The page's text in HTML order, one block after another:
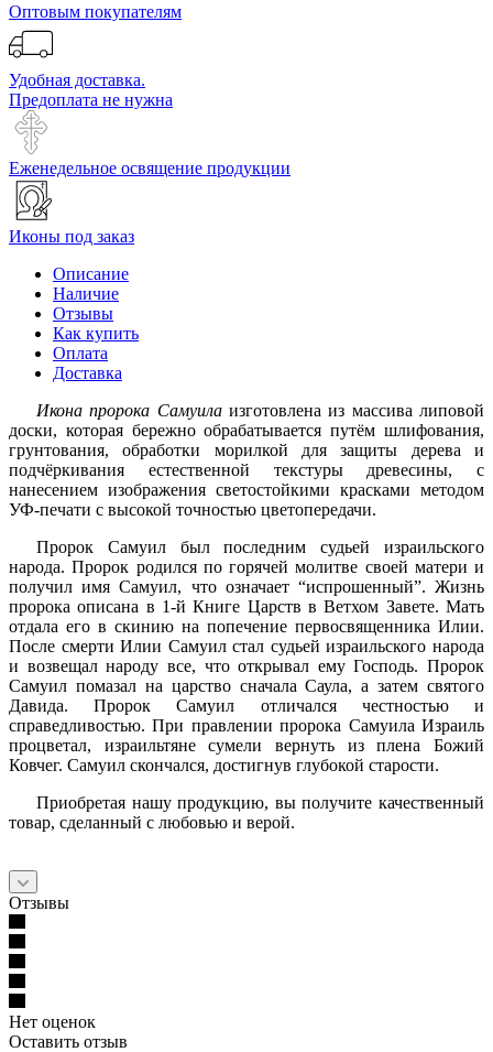
Оптовым покупателям
Удобная доставка.
Предоплата не нужна
Еженедельное освящение продукции
Иконы под заказ
Описание
Наличие
Отзывы
Как купить
Оплата
Доставка
Икона пророка Самуилаизготовлена из массива липовой
доски, которая бережно обрабатывается путём шлифования,
грунтования, обработки морилкой для защиты дерева и
подчёркивания естественной текстуры древесины, с
нанесением изображения светостойкими красками методом
УФ-печати с высокой точностью цветопередачи.
Пророк Самуил был последним судьей израильского
народа. Пророк родился по горячей молитве своей матери и
получил имя Самуил, что означает “испрошенный”. Жизнь
пророка описана в 1-й Книге Царств в Ветхом Завете. Мать
отдала его в скинию на попечение первосвященника Илии.
После смерти Илии Самуил стал судьей израильского народа
и возвещал народу все, что открывал ему Господь. Пророк
Самуил помазал на царство сначала Саула, а затем святого
Давида. Пророк Самуил отличался честностью и
справедливостью. При правлении пророка Самуила Израиль
процветал, израильтяне сумели вернуть из плена Божий
Ковчег. Самуил скончался, достигнув глубокой старости.
Приобретая нашу продукцию, вы получите качественный
товар, сделанный с любовью и верой.
Отзывы
Нет оценок
Оставить отзыв